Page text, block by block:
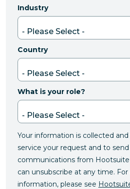
Industry
Country
What is your role?
Your information is collected
service your request and to
communications from Hootsuite
can unsubscribe at any time. For
information, please see